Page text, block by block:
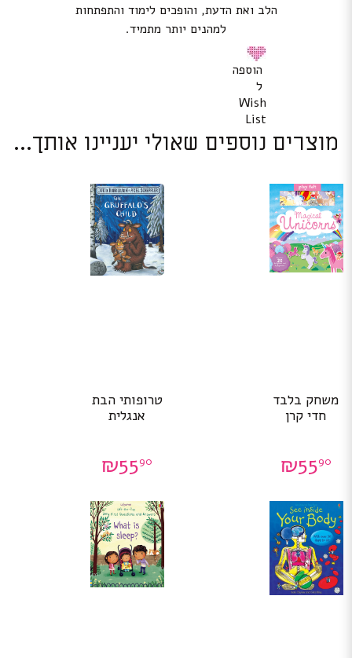
הלב ואת הדעת, והופכים לימוד והתפתחות
למהנים יותר מתמיד.
הוספה
ל
Wish
List
מוצרים נוספים שאולי יעניינו אותך...
משחק בלבד
חדי קרן
₪5590
טרופותי הבת
אנגלית
₪5590